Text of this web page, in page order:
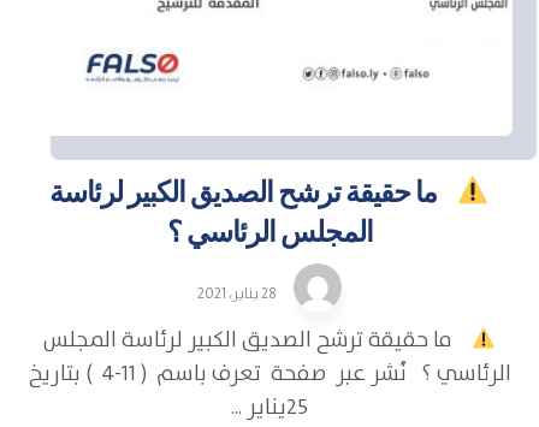
ما حقيقة ترشح الصديق الكبير لرئاسة
المجلس الرئاسي ؟
28 يناير، 2021
ما حقيقة ترشح الصديق الكبير لرئاسة المجلس
الرئاسي ؟ نُشر عبر صفحة تعرف باسم ( 11-4 ) بتاريخ
25يناير ...